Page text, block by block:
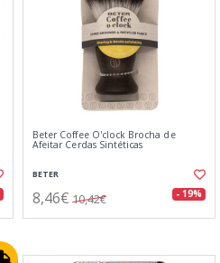
Beter Coffee O'clock Brocha de
Afeitar Cerdas Sintéticas
BETER
8,46€ 10,42€ - 19%